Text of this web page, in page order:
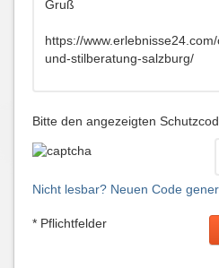
Bitte den angezeigten
Nicht lesbar? Neuen Code
* Pflichtfelder